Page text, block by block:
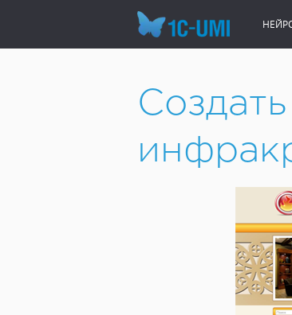
Создать сайт онлайн